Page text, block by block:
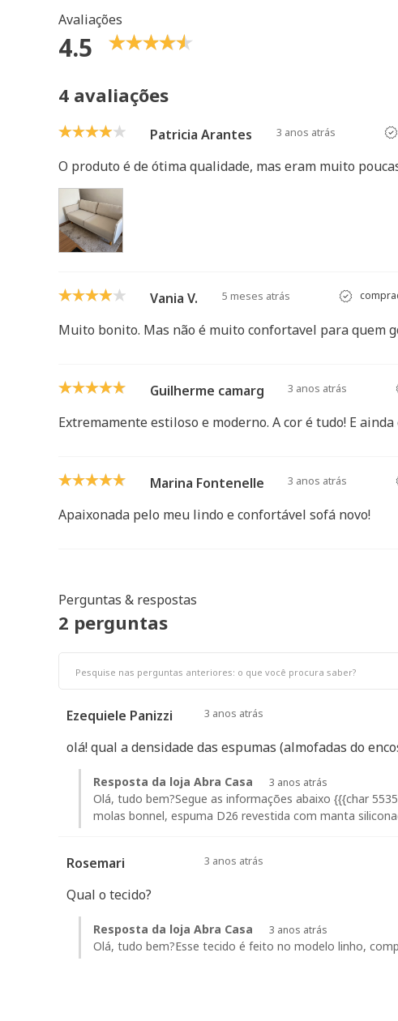
Avaliações
4.5
4 avaliações
Patricia Arantes 3 anos atrás
O produto é de ótima qualidade, mas eram muito
Vania V. 5 meses atrás
Muito bonito. Mas não é muito confortavel para quem
Guilherme camargo 3 anos atrás
Extremamente estiloso e moderno. A cor é tudo! E
Marina Fontenelle 3 anos atrás
Apaixonada pelo meu lindo e confortável sofá novo!
Perguntas & respostas
2 perguntas
Ezequiele Panizzi 3 anos atrás
olá! qual a densidade das espumas (almofadas do
Resposta da loja Abra Casa 3 anos atrás
Olá, tudo bem?Segue as informações abaixo {{{char
molas bonnel, espuma D26 revestida com manta
Rosemari 3 anos atrás
Qual o tecido?
Resposta da loja Abra Casa 3 anos atrás
Olá, tudo bem?Esse tecido é feito no modelo linho,